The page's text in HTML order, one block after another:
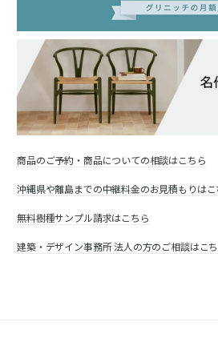
商品のご予約・商品についての相談はこちら
沖縄県や離島までの中継料金のお見積もりはこ
無料樹種サンプル請求はこちら
建築・デザイン事務所 法人の方のご相談はこ